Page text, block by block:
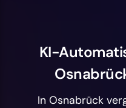
KI-
In Osnabrück